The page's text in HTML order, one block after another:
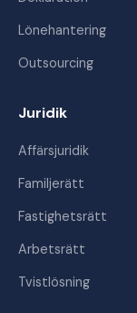
Lönehantering
Outsourcing
Juridik
Affärsjuridik
Familjerätt
Fastighetsrätt
Arbetsrätt
Tvistlösning